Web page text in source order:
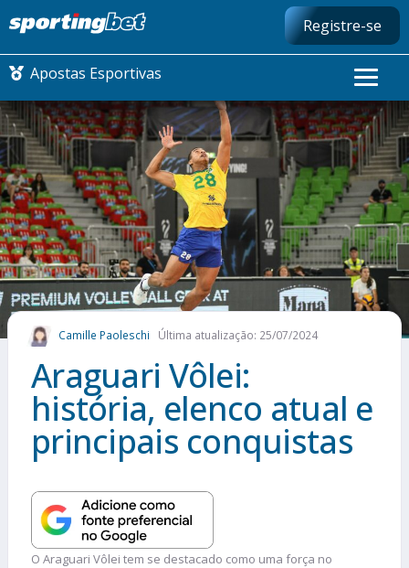
Registre-se
Apostas Esportivas
CONMEBOL LIBERTADORES
FUTEBOL NACIONAL
FUTEBOL INTERNACIONAL
COMO APOSTAR
MAIS ESPORTES
Camille Paoleschi Última atualização: 25/07/2024
Araguari Vôlei:
história, elenco atual e
principais conquistas
O Araguari Vôlei tem se destacado como uma força no